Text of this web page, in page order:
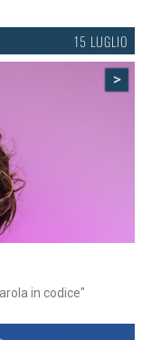
15 LUGLIO
>
in codice"